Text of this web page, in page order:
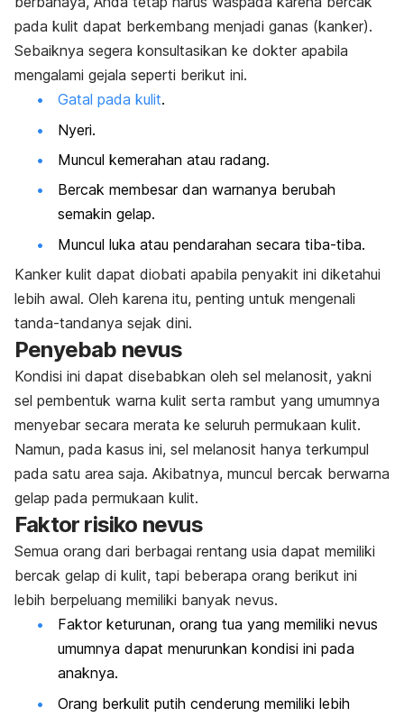
pada kulit dapat berkembang menjadi ganas (kanker).
Sebaiknya segera konsultasikan ke dokter apabila
mengalami gejala seperti berikut ini.
Gatal pada kulit.
Nyeri.
Muncul kemerahan atau radang.
Bercak membesar dan warnanya berubah
semakin gelap.
Muncul luka atau pendarahan secara tiba-tiba.
Kanker kulit dapat diobati apabila penyakit ini diketahui
lebih awal. Oleh karena itu, penting untuk mengenali
tanda-tandanya sejak dini.
Penyebab nevus
Kondisi ini dapat disebabkan oleh sel melanosit, yakni
sel pembentuk warna kulit serta rambut yang umumnya
menyebar secara merata ke seluruh permukaan kulit.
Namun, pada kasus ini, sel melanosit hanya terkumpul
pada satu area saja. Akibatnya, muncul bercak berwarna
gelap pada permukaan kulit.
Faktor risiko nevus
Semua orang dari berbagai rentang usia dapat memiliki
bercak gelap di kulit, tapi beberapa orang berikut ini
lebih berpeluang memiliki banyak nevus.
Faktor keturunan, orang tua yang memiliki nevus
umumnya dapat menurunkan kondisi ini pada
anaknya.
Orang berkulit putih cenderung memiliki lebih